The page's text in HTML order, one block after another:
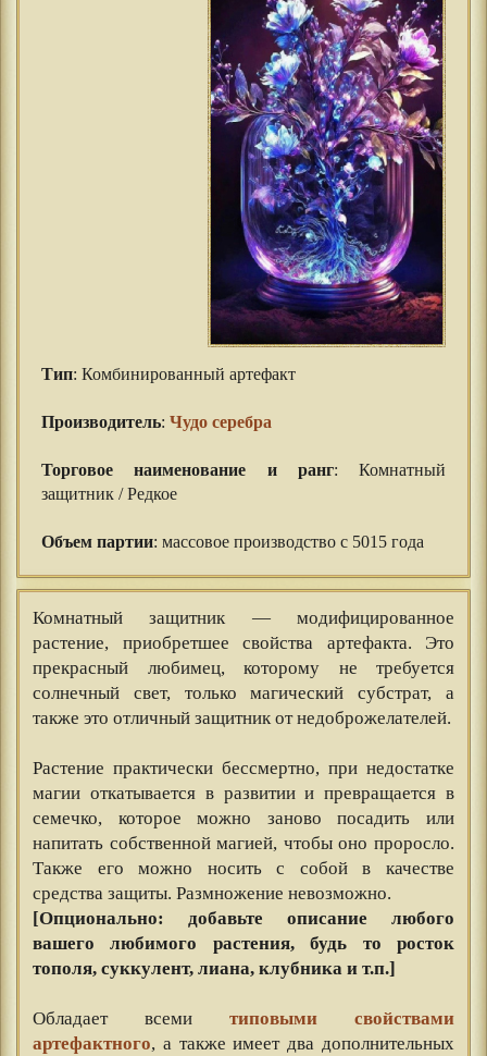
Тип: Комбинированный артефакт
Производитель: Чудо серебра
Торговое наименование и ранг: Комнатный
защитник / Редкое
Объем партии: массовое производство с 5015 года
Комнатный защитник — модифицированное
растение, приобретшее свойства артефакта. Это
прекрасный любимец, которому не требуется
солнечный свет, только магический субстрат, а
также это отличный защитник от недоброжелателей.
Растение практически бессмертно, при недостатке
магии откатывается в развитии и превращается в
семечко, которое можно заново посадить или
напитать собственной магией, чтобы оно проросло.
Также его можно носить с собой в качестве
средства защиты. Размножение невозможно.
[Опционально: добавьте описание любого
вашего любимого растения, будь то росток
тополя, суккулент, лиана, клубника и т.п.]
Обладает всеми типовыми свойствами
артефактного, а также имеет два дополнительных